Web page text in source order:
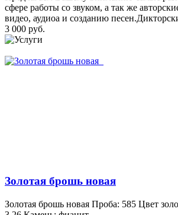
сфере работы со звуком, а так же
видео, аудиоа и созданию
3 000 руб.
Золотая брошь новая
Золотая брошь новая Проба: 585 Цвет